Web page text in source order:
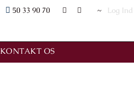
50 33 90 70 Log Ind
KONTAKT OS